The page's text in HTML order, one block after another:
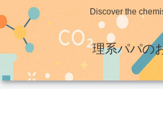
Discover the
理系パパの